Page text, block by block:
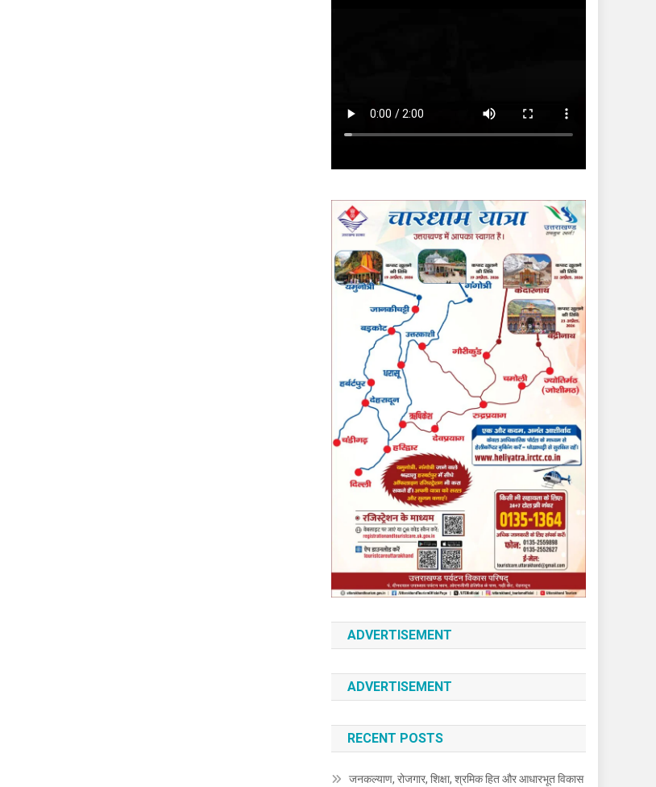
ADVERTISEMENT
ADVERTISEMENT
RECENT POSTS
जनकल्याण, रोजगार, शिक्षा, श्रमिक हित और आधारभूत विकास